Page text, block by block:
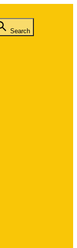
Search